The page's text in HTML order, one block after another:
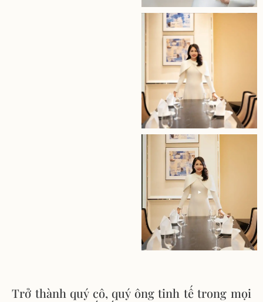
Trở thành quý cô, quý ông tinh tế trong mọi